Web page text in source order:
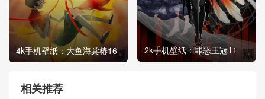
4k手机壁纸：大鱼海棠椿16 2k手机壁纸：罪恶王冠11
相关推荐